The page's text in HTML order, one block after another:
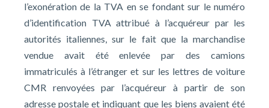
l’exonération de la TVA en se fondant sur le numéro
d’identification TVA attribué à l’acquéreur par les
autorités italiennes, sur le fait que la marchandise
vendue avait été enlevée par des camions
immatriculés à l’étranger et sur les lettres de voiture
CMR renvoyées par l’acquéreur à partir de son
adresse postale et indiquant que les biens avaient été